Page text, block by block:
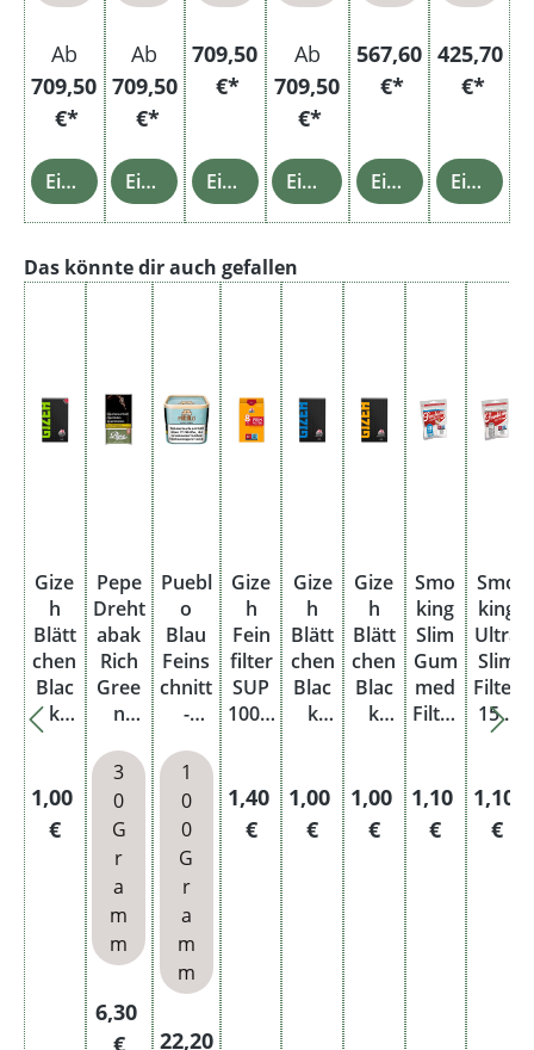
Ab
709,50
€*
Einzelheiten
Ab
709,50
€*
Einzelheiten
709,50
€*
Einzelheiten
Ab
709,50
€*
Einzelheiten
567,60
€*
Einzelheiten
425,70
€*
Einzelheiten
Produktgalerie überspringen
Das könnte dir auch gefallen
Gize
h
Blätt
chen
Blac
k
Fine
Blatt
Regulärer Preis:
1,00
€
Pepe
Dreht
abak
Rich
Gree
n
h
3
0
G
r
a
m
m
Regulärer Preis:
6,30
€
Puebl
o
Blau
Feins
chnitt
-
k
Dose
1
0
0
G
r
a
m
m
Regulärer Preis:
22,20
Gize
h
Fein
filter
SUP
100 x
Regulärer Preis:
1,40
€
Gize
h
Blätt
chen
Blac
k
100
Blatt
Regulärer Preis:
1,00
€
Gize
h
Blätt
chen
Blac
k
100
Blatt
Regulärer Preis:
1,00
€
Smo
king
Slim
Gum
med
Filter
efläc
he
15 x
Regulärer
1,10
€
Smo
king
Ultra
Slim
Filter
15 x
5,3
Beut
el
1,10
€